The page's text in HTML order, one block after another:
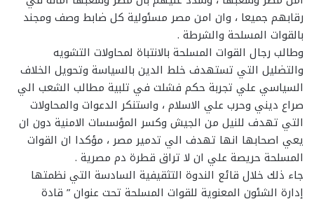
رقابهم جميعا ، وان امن مصر مسئولية كل ضابط وصف ومجند
بالقوات المسلحة والشرطة .
وطالب رجال القوات المسلحة بالانتباة لمحاولات التشويه
والتضليل التي تستهدف خلط الدين بالسياسة وتحويل الخلاف
السياسي علي تجربة حكم فشلت في تلبية مطالب الشعب الي
صراع ديني وحرب علي الاسلام ، واستنكر الدعوات والمحاولات
التي تهدف للنيل من الجيش وكسر المؤسسات الامنية دون ان
يعي اصحابها انها تهدف الي تدمير مصر ، مؤكدا ان القوات
المسلحة حريصة علي ان لا تراق قطرة دم مصرية .
جاء ذلك خلال قائع الندوة التثقيفية السادسة التي نظمتها
إدارة الشئون المعنوية للقوات المسلحة تحت عنوان ” قادة